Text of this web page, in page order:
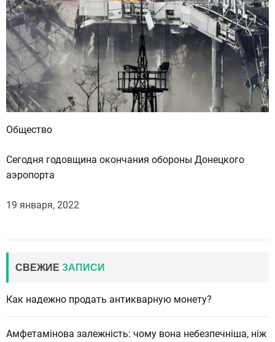
Общество
Сегодня годовщина окончания обороны Донецкого
аэропорта
19 января, 2022
СВЕЖИЕ ЗАПИСИ
Как надежно продать антикварную монету?
Амфетамінова залежність: чому вона небезпечніша, ніж